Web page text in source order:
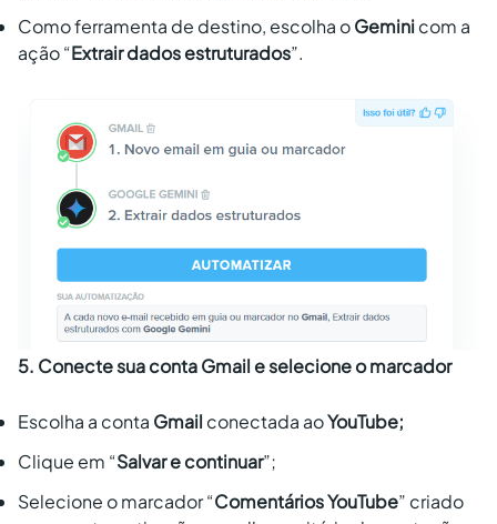
Como ferramenta de destino, escolha oGemini com a
ação “Extrair dados estruturados”.
5. Conecte sua conta Gmail e selecione o marcador
Escolha a conta Gmail conectada aoYouTube;
Clique em “Salvar e continuar”;
Selecione o marcador “Comentários YouTube” criado